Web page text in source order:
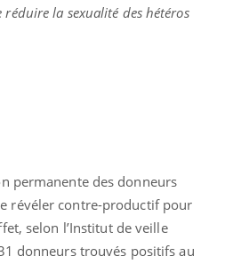
réduire la sexualité des hétéros
permanente des donneurs
révéler contre-productif pour
selon l’Institut de veille
donneurs trouvés positifs au